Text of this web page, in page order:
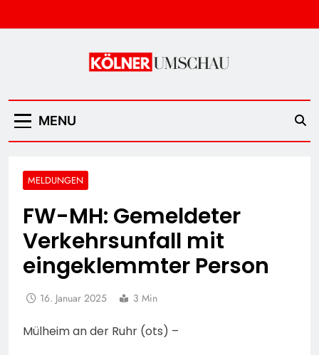
to
Kölner Umschau
MENU
MELDUNGEN
FW-MH: Gemeldeter
Verkehrsunfall mit
eingeklemmter Person
16. Januar 2025 3 Min
Mülheim an der Ruhr (ots) –